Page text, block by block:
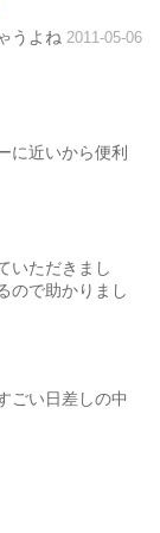
うよね 2011-05-06
に近いから便利
いただきまし
ので助かりまし
ごい日差しの中